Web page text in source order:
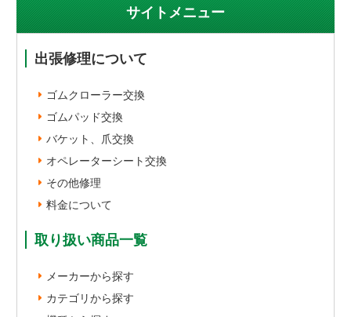
サイトメニュー
出張修理について
ゴムクローラー交換
ゴムパッド交換
バケット、爪交換
オペレーターシート交換
その他修理
料金について
取り扱い商品一覧
メーカーから探す
カテゴリから探す